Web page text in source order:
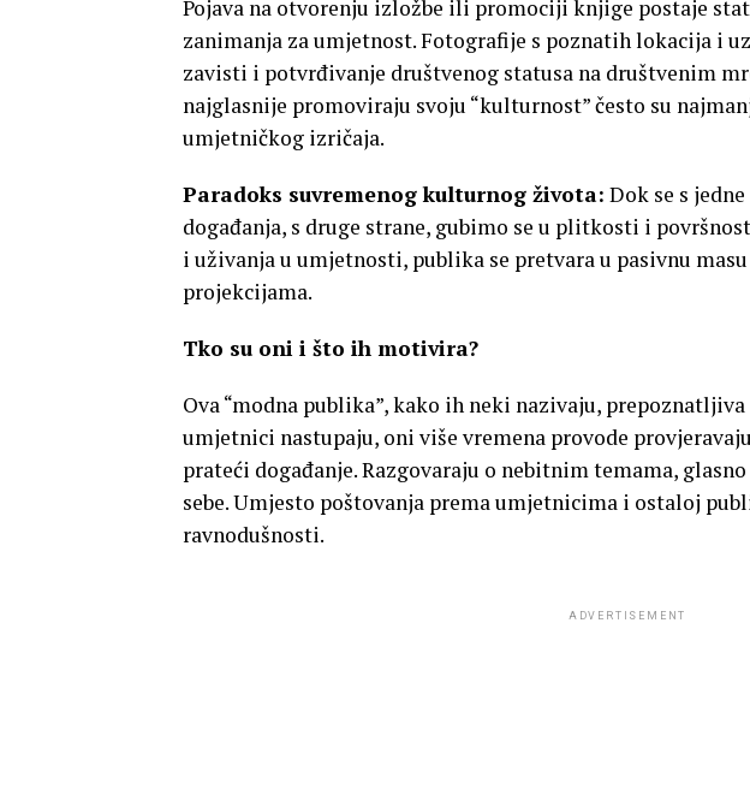
Pojava na otvorenju izložbe ili promociji knjige postaje
zanimanja za umjetnost. Fotografije s poznatih lokacija i
zavisti i potvrđivanje društvenog statusa na društvenim
najglasnije promoviraju svoju “kulturnost” često su
umjetničkog izričaja.
Paradoks suvremenog kulturnog života: Dok se s
događanja, s druge strane, gubimo se u plitkosti i
i uživanja u umjetnosti, publika se pretvara u pasivnu
projekcijama.
Tko su oni i što ih motivira?
Ova “modna publika”, kako ih neki nazivaju,
umjetnici nastupaju, oni više vremena provode
prateći događanje. Razgovaraju o nebitnim temama,
sebe. Umjesto poštovanja prema umjetnicima i ostaloj
ravnodušnosti.
ADVERTISEMENT